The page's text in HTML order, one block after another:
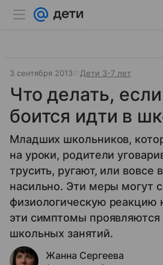
3 сентября 2013 Дети 3-7 лет
Что делать,
боится идти в
Младших школьников,
на уроки, родители
трусить, ругают, или вовсе
насильно. Эти меры могут
физиологическую реакцию
эти симптомы проявляются
школьных занятий.
Жанна Сергеева